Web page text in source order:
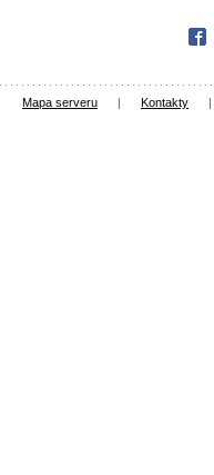
Mapa serveru | Kontakty |